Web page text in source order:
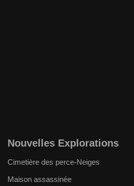
Nouvelles Explorations
Cimetière des perce-Neiges
Maison assassinée